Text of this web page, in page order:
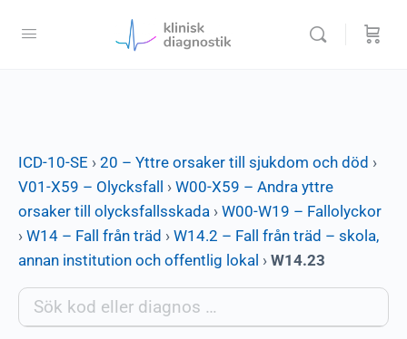
ICD-10-SE › 20 – Yttre orsaker till sjukdom och död ›
V01-X59 – Olycksfall
› W00-X59 – Andra yttre
orsaker till olycksfallsskada › W00-W19 – Fallolyckor
› W14 – Fall från träd › W14.2 – Fall från träd – skola,
annan institution och offentlig lokal › W14.23